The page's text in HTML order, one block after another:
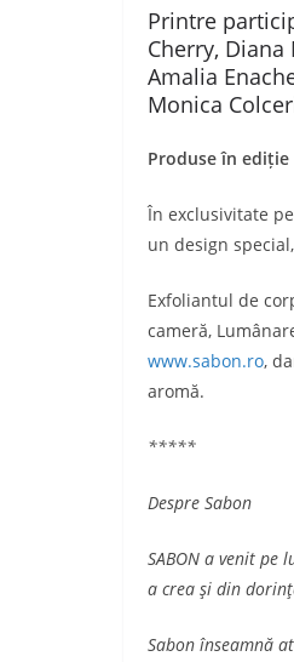
Printre
Cherry, Diana
Amalia
Monica
Produse în
În exclusivitate
un design
Exfoliantul de
cameră,
www.sabon.ro,
aromă.
*****
Despre Sabon
SABON a venit
a crea şi din
Sabon înseamnă